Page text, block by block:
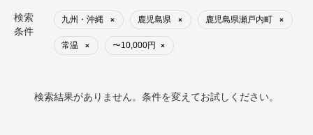
検索
条件
九州・沖縄 × 鹿児島県 × 鹿児島県瀬戸内町 ×
常温 × 〜10,000円 ×
検索結果がありません。条件を変えてお試しください。